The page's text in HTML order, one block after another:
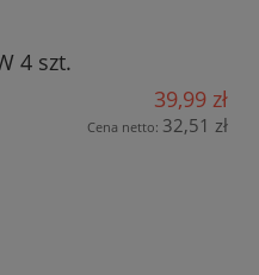
4 szt.
39,99 zł
Cena netto: 32,51 zł